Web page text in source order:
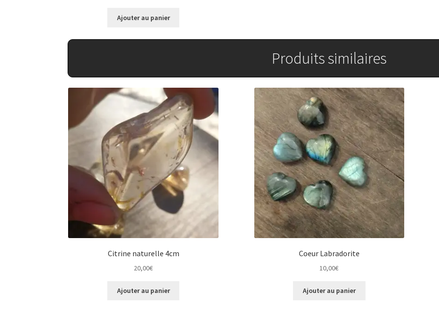
Ajouter au panier
Produits similaires
Citrine naturelle 4cm
20,00€
Ajouter au panier
Coeur Labradorite
10,00€
Ajouter au panier